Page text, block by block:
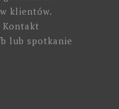
klientów.
Kontakt
lub spotkanie